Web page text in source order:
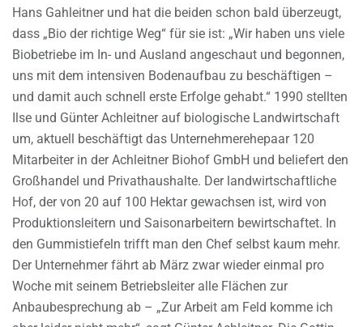
Hans Gahleitner und hat die beiden schon bald überzeugt,
dass „Bio der richtige Weg“ für sie ist: „Wir haben uns viele
Biobetriebe im In- und Ausland angeschaut und begonnen,
uns mit dem intensiven Bodenaufbau zu beschäftigen –
und damit auch schnell erste Erfolge gehabt.“ 1990 stellten
Ilse und Günter Achleitner auf biologische Landwirtschaft
um, aktuell beschäftigt das Unternehmerehepaar 120
Mitarbeiter in der Achleitner Biohof GmbH und beliefert den
Großhandel und Privathaushalte. Der landwirtschaftliche
Hof, der von 20 auf 100 Hektar gewachsen ist, wird von
Produktionsleitern und Saisonarbeitern bewirtschaftet. In
den Gummistiefeln trifft man den Chef selbst kaum mehr.
Der Unternehmer fährt ab März zwar wieder einmal pro
Woche mit seinem Betriebsleiter alle Flächen zur
Anbaubesprechung ab – „Zur Arbeit am Feld komme ich